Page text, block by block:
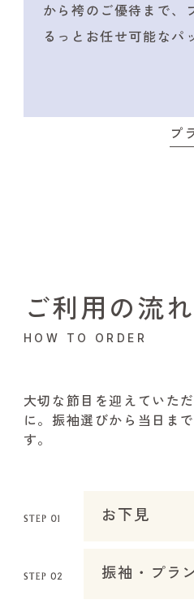
から袴のご優待まで、
るっとお任せ可能なパ
プ
ご利用の流れ
HOW TO ORDER
大切な節目を迎えていた
に。振袖選びから当日ま
す。
お下見
振袖・プラ